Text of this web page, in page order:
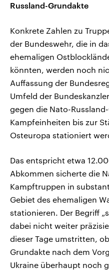
Russland-Grundakte
Konkrete Zahlen zu
der Bundeswehr, die in
ehemaligen
könnten, werden noch
Auffassung der
Umfeld der
gegen die Nato-
Kampfeinheiten bis zur
Osteuropa stationiert
Das entspricht etwa
Abkommen sicherte die
Kampftruppen in
Gebiet des ehemaligen
stationieren. Der Begriff
dabei nicht weiter
dieser Tage umstritten,
Grundakte nach dem
Ukraine überhaupt noch